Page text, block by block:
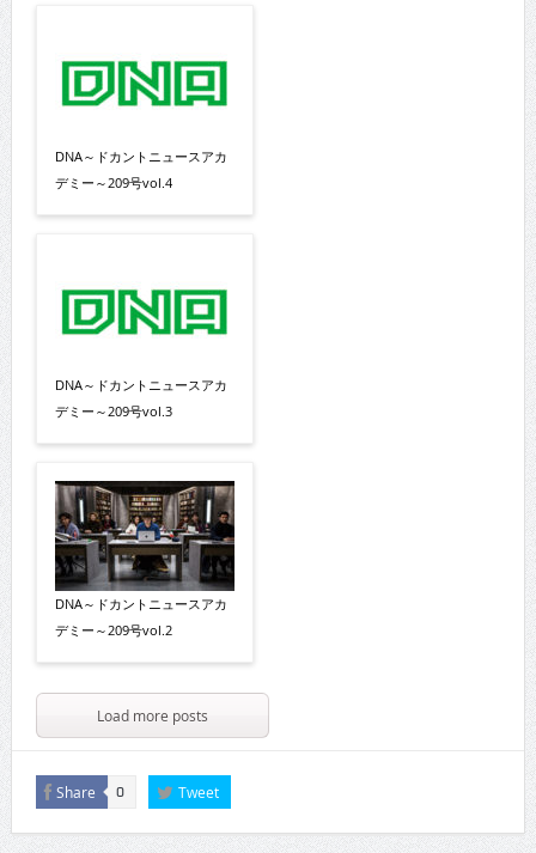
DNA～ドカントニュースアカ
デミー～209号vol.4
DNA～ドカントニュースアカ
デミー～209号vol.3
DNA～ドカントニュースアカ
デミー～209号vol.2
Load more posts
Share 0 Tweet